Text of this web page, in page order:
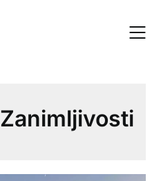
Zanimljivosti